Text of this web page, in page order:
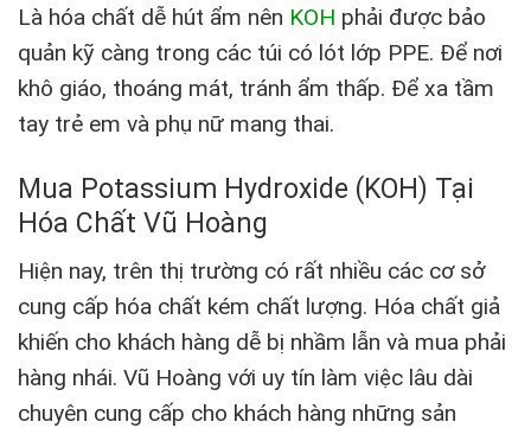
Là hóa chất dễ hút ẩm nên KOH phải được bảo
quản kỹ càng trong các túi có lót lớp PPE. Để nơi
khô giáo, thoáng mát, tránh ẩm thấp. Để xa tầm
tay trẻ em và phụ nữ mang thai.
Mua Potassium Hydroxide (KOH) Tại
Hóa Chất Vũ Hoàng
Hiện nay, trên thị trường có rất nhiều các cơ sở
cung cấp hóa chất kém chất lượng. Hóa chất giả
khiến cho khách hàng dễ bị nhầm lẫn và mua phải
hàng nhái. Vũ Hoàng với uy tín làm việc lâu dài
chuyên cung cấp cho khách hàng những sản